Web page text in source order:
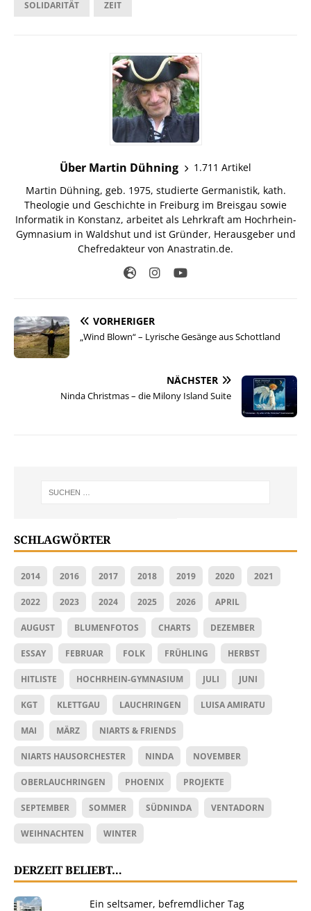
SOLIDARITÄT ZEIT
Über Martin Dühning
1.711 Artikel
Martin Dühning, geb. 1975, studierte Germanistik, kath.
Theologie und Geschichte in Freiburg im Breisgau sowie
Informatik in Konstanz, arbeitet als Lehrkraft am Hochrhein-
Gymnasium in Waldshut und ist Gründer, Herausgeber und
Chefredakteur von Anastratin.de.
VORHERIGER
„Wind Blown“ – Lyrische Gesänge aus Schottland
NÄCHSTER
Ninda Christmas – die Milony Island Suite
SCHLAGWÖRTER
2014 2016 2017 2018 2019 2020 2021
2022 2023 2024 2025 2026 APRIL
AUGUST BLUMENFOTOS CHARTS DEZEMBER
ESSAY FEBRUAR FOLK FRÜHLING HERBST
HITLISTE HOCHRHEIN-GYMNASIUM JULI JUNI
KGT KLETTGAU LAUCHRINGEN LUISA AMIRATU
MAI MÄRZ NIARTS & FRIENDS
NIARTS HAUSORCHESTER NINDA NOVEMBER
OBERLAUCHRINGEN PHOENIX PROJEKTE
SEPTEMBER SOMMER SÜDNINDA VENTADORN
WEIHNACHTEN WINTER
DERZEIT BELIEBT…
Ein seltsamer, befremdlicher Tag